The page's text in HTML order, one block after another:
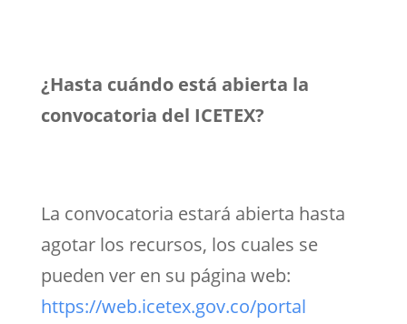
¿Hasta cuándo está abierta la
convocatoria del ICETEX?
La convocatoria estará abierta hasta
agotar los recursos, los cuales se
pueden ver en su página web:
https://web.icetex.gov.co/portal